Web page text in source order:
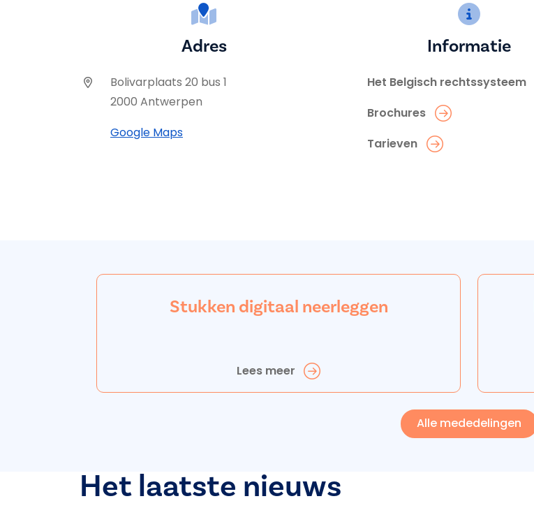
Adres
Bolivarplaats 20 bus 1
2000 Antwerpen
Google Maps
Informatie
Het Belgisch rechtssysteem
Brochures
Tarieven
Stukken digitaal neerleggen
Lees meer
Alle mededelingen
Het laatste nieuws